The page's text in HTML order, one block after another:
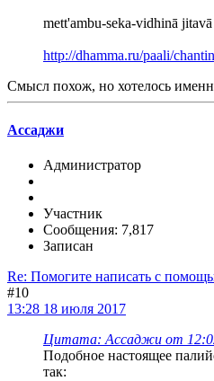
mett'ambu-seka-vidhinā jitavā
http://dhamma.ru/paali/
Смысл похож, но хотелось
Ассаджи
Администратор
Участник
Сообщения: 7,817
Записан
Re: Помогите написать с
#10
13:28 18 июля 2017
Цитата: Ассаджи от
Подобное настоящее
так: